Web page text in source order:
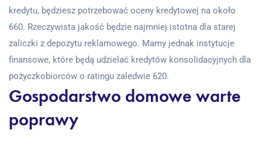
kredytu, będziesz potrzebować oceny kredytowej na około
660. Rzeczywista jakość będzie najmniej istotna dla starej
zaliczki z depozytu reklamowego. Mamy jednak instytucje
finansowe, które będą udzielać kredytów konsolidacyjnych dla
pożyczkobiorców o ratingu zaledwie 620.
Gospodarstwo domowe warte
poprawy